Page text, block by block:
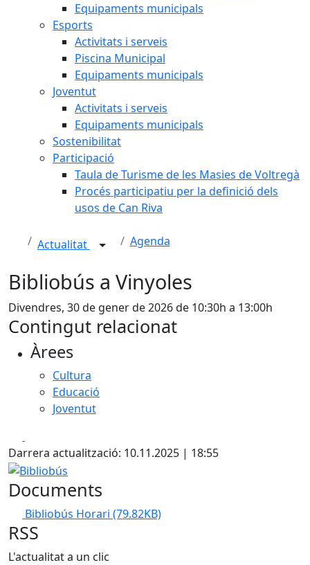
Equipaments municipals
Esports
Activitats i serveis
Piscina Municipal
Equipaments municipals
Joventut
Activitats i serveis
Equipaments municipals
Sostenibilitat
Participació
Taula de Turisme de les Masies de Voltregà
Procés participatiu per la definició dels
usos de Can Riva
Actualitat Agenda
Bibliobús a Vinyoles
Divendres, 30 de gener de 2026 de 10:30h a 13:00h
Contingut relacionat
Àrees
Cultura
Educació
Joventut
Darrera actualització: 10.11.2025 | 18:55
Bibliobús
Documents
Bibliobús Horari (79.82KB)
RSS
L'actualitat a un clic